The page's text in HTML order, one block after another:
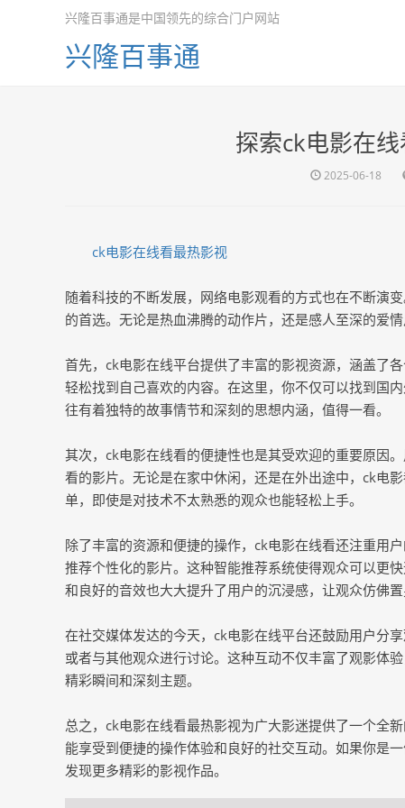
兴隆百事通是中国领先的综合门户网站
兴隆百事通
探索ck电影在
2025-06-18
ck电影在线看最热影视
随着科技的不断发展，网络电影观看的方式也在不断演
的首选。无论是热血沸腾的动作片，还是感人至深的爱
首先，ck电影在线平台提供了丰富的影视资源，涵盖了
轻松找到自己喜欢的内容。在这里，你不仅可以找到国
往有着独特的故事情节和深刻的思想内涵，值得一看。
其次，ck电影在线看的便捷性也是其受欢迎的重要原因
看的影片。无论是在家中休闲，还是在外出途中，ck电
单，即使是对技术不太熟悉的观众也能轻松上手。
除了丰富的资源和便捷的操作，ck电影在线看还注重用
推荐个性化的影片。这种智能推荐系统使得观众可以更
和良好的音效也大大提升了用户的沉浸感，让观众仿佛置
在社交媒体发达的今天，ck电影在线平台还鼓励用户分
或者与其他观众进行讨论。这种互动不仅丰富了观影体
精彩瞬间和深刻主题。
总之，ck电影在线看最热影视为广大影迷提供了一个全
能享受到便捷的操作体验和良好的社交互动。如果你是
发现更多精彩的影视作品。